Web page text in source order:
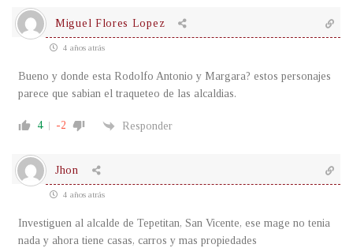
Miguel Flores Lopez
4 años atrás
Bueno y donde esta Rodolfo Antonio y Margara? estos personajes
parece que sabian el traqueteo de las alcaldias.
4 -2 Responder
Jhon
4 años atrás
Investiguen al alcalde de Tepetitan, San Vicente, ese mage no tenia
nada y ahora tiene casas, carros y mas propiedades